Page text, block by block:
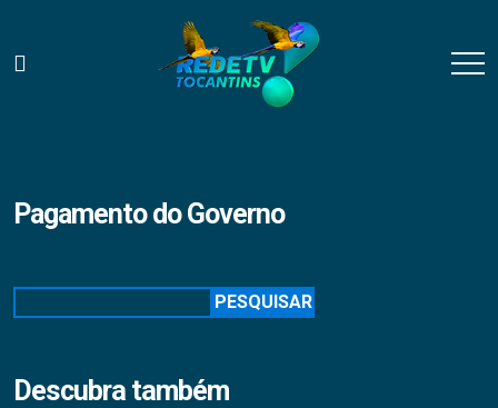
Pagamento do Governo
PESQUISAR
Descubra também